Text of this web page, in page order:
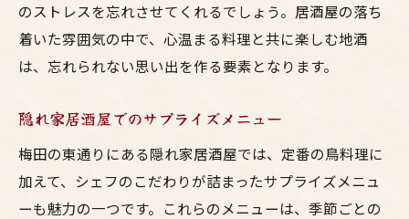
のストレスを忘れさせてくれるでしょう。居酒屋の落ち
着いた雰囲気の中で、心温まる料理と共に楽しむ地酒
は、忘れられない思い出を作る要素となります。
隠れ家居酒屋でのサプライズメニュー
梅田の東通りにある隠れ家居酒屋では、定番の鳥料理に
加えて、シェフのこだわりが詰まったサプライズメニュ
ーも魅力の一つです。これらのメニューは、季節ごとの